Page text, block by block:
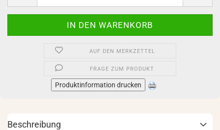
AUF DEN MERKZETTEL
FRAGE ZUM PRODUKT
Produktinformation drucken
Beschreibung